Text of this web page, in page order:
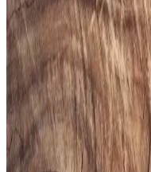
pratik tasarımıyla öne çıkar.
Slazenger
Ayakkabı
Slazenger MAROON I
dayanıklı malzemeleriyle
ideal, rahat ve uzun ömürlü
Erkekler İçin